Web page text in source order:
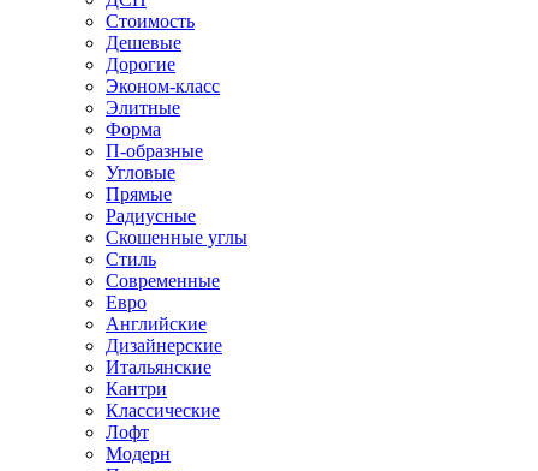
Стоимость
Дешевые
Дорогие
Эконом-класс
Элитные
Форма
П-образные
Угловые
Прямые
Радиусные
Скошенные углы
Стиль
Современные
Евро
Английские
Дизайнерские
Итальянские
Кантри
Классические
Лофт
Модерн